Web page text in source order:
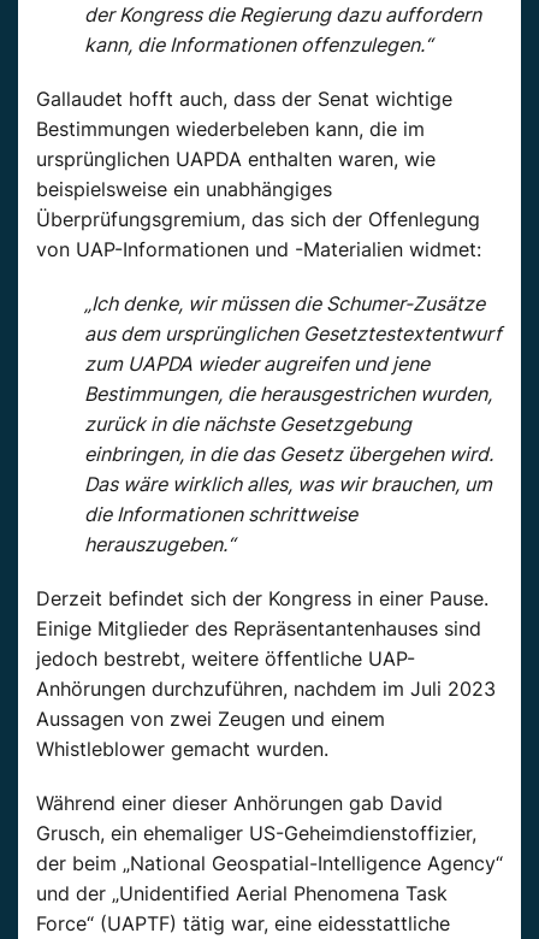
der Kongress die Regierung dazu auffordern
kann, die Informationen offenzulegen.“
Gallaudet hofft auch, dass der Senat wichtige
Bestimmungen wiederbeleben kann, die im
ursprünglichen UAPDA enthalten waren, wie
beispielsweise ein unabhängiges
Überprüfungsgremium, das sich der Offenlegung
von UAP-Informationen und -Materialien widmet:
„Ich denke, wir müssen die Schumer-Zusätze
aus dem ursprünglichen Gesetztestextentwurf
zum UAPDA wieder augreifen und jene
Bestimmungen, die herausgestrichen wurden,
zurück in die nächste Gesetzgebung
einbringen, in die das Gesetz übergehen wird.
Das wäre wirklich alles, was wir brauchen, um
die Informationen schrittweise
herauszugeben.“
Derzeit befindet sich der Kongress in einer Pause.
Einige Mitglieder des Repräsentantenhauses sind
jedoch bestrebt, weitere öffentliche UAP-
Anhörungen durchzuführen, nachdem im Juli 2023
Aussagen von zwei Zeugen und einem
Whistleblower gemacht wurden.
Während einer dieser Anhörungen gab David
Grusch, ein ehemaliger US-Geheimdienstoffizier,
der beim „National Geospatial-Intelligence Agency“
und der „Unidentified Aerial Phenomena Task
Force“ (UAPTF) tätig war, eine eidesstattliche